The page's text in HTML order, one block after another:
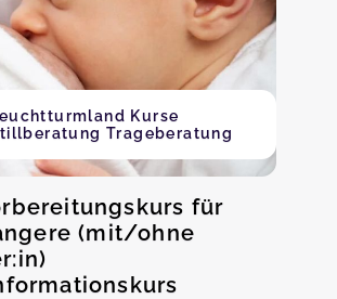
Kurse
Trageberatung
für
(mit/ohne